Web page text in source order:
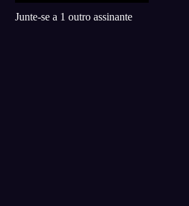
Junte-se a 1 outro assinante